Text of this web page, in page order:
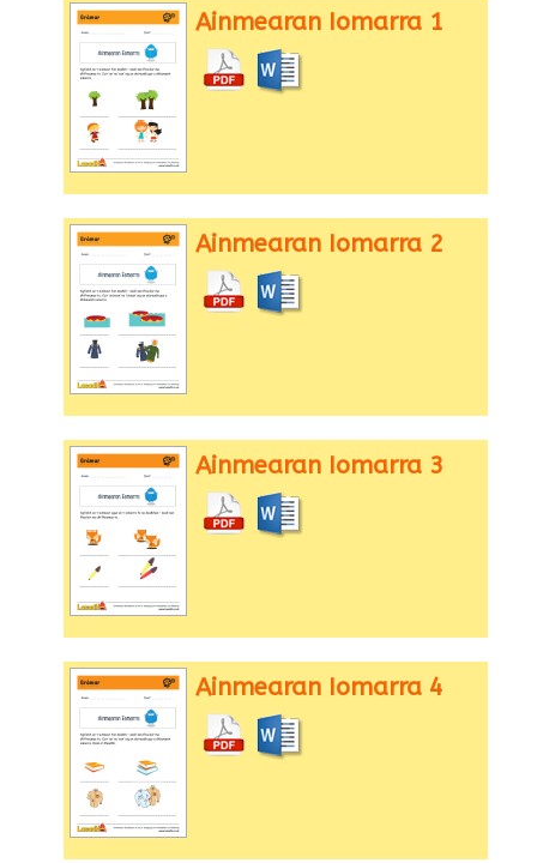
Ainmearan Iomarra 1
Ainmearan Iomarra 2
Ainmearan Iomarra 3
Ainmearan Iomarra 4